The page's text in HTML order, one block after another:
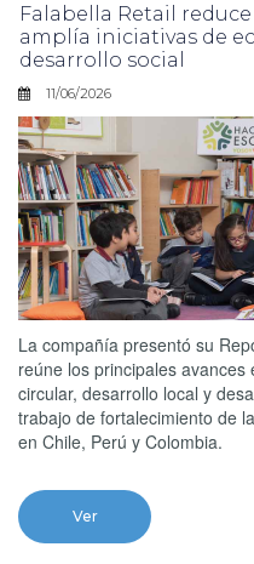
Falabella Retail
amplía iniciativas de
desarrollo social
11/06/2026
La compañía presentó su
reúne los principales
circular, desarrollo local y
trabajo de fortalecimiento de
en Chile, Perú y Colombia.
Ver